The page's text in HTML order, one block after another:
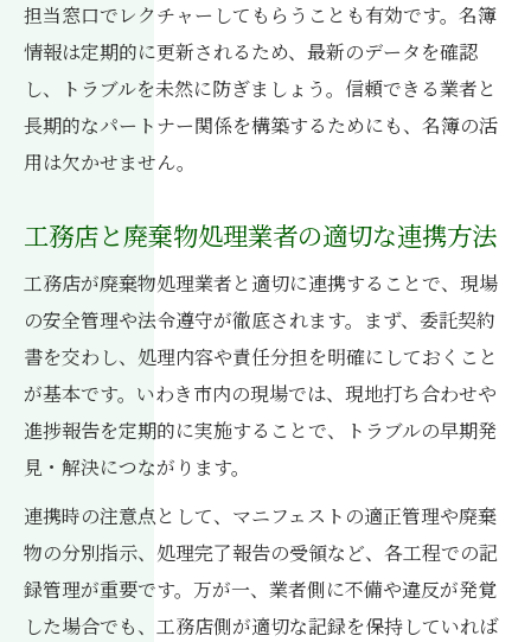
担当窓口でレクチャーしてもらうことも有効です。名簿
情報は定期的に更新されるため、最新のデータを確認
し、トラブルを未然に防ぎましょう。信頼できる業者と
長期的なパートナー関係を構築するためにも、名簿の活
用は欠かせません。
工務店と廃棄物処理業者の適切な連携方法
工務店が廃棄物処理業者と適切に連携することで、現場
の安全管理や法令遵守が徹底されます。まず、委託契約
書を交わし、処理内容や責任分担を明確にしておくこと
が基本です。いわき市内の現場では、現地打ち合わせや
進捗報告を定期的に実施することで、トラブルの早期発
見・解決につながります。
連携時の注意点として、マニフェストの適正管理や廃棄
物の分別指示、処理完了報告の受領など、各工程での記
録管理が重要です。万が一、業者側に不備や違反が発覚
した場合でも、工務店側が適切な記録を保持していれば